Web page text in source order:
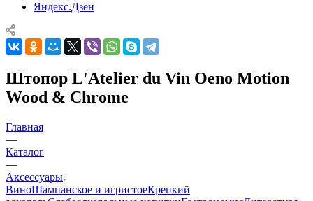
Яндекс.Дзен
Штопор L'Atelier du Vin Oeno Motion
Wood & Chrome
Главная
—
Каталог
—
Аксессуары
ВиноШампанское и игристоеКрепкий